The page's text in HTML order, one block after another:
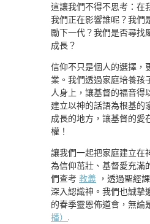
這讓我們不得不思考：在
我們正在影響誰呢？我們
勵下一代？我們是否尋找
成長？
信仰不只是個人的選擇，
業。我們透過家庭培養孩
人身上，讓基督的福音得
建立以神的話語為根基的
成長的地方，讓基督的愛
權！
讓我們一起把家庭建立在
為信仰茁壯、基督愛充滿
們查考 教義 ，透過聖經
深入認識神。我們也誠摯
的春季靈恩佈道會，無論
播） .